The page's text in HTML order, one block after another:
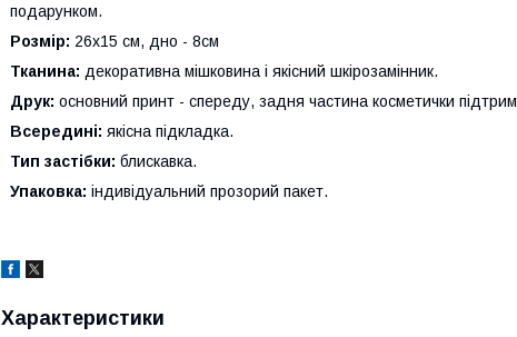
подарунком.
Розмір: 26х15 см, дно - 8см
Тканина: декоративна мішковина і якісний шкірозамінник.
Друк: основний принт - спереду, задня частина косметички
Всередині: якісна підкладка.
Тип застібки: блискавка.
Упаковка: індивідуальний прозорий пакет.
Характеристики